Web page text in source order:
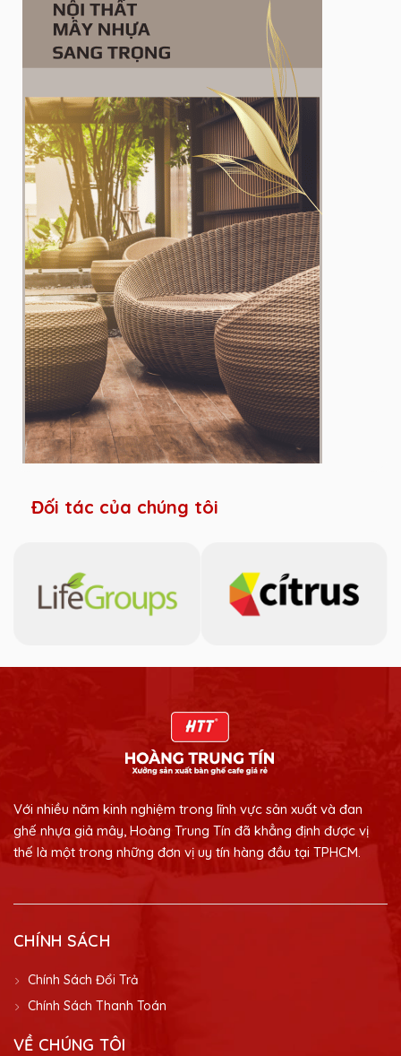
Đối tác của chúng tôi
Với nhiều năm kinh nghiệm trong lĩnh vực sản xuất và đan
ghế nhựa giả mây, Hoàng Trung Tín đã khẳng định được vị
thế là một trong những đơn vị uy tín hàng đầu tại TPHCM.
CHÍNH SÁCH
Chính Sách Đổi Trả
Chính Sách Thanh Toán
VỀ CHÚNG TÔI